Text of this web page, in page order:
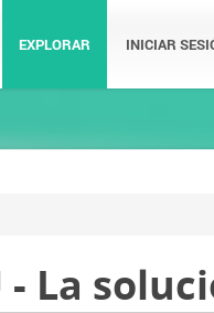
EXPLORAR INICIAR
- La